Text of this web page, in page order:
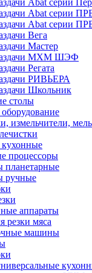
Abat серии
Abat серии
Abat серии
Вега
Мастер
МХМ ШЭФ
Регата
РИВЬЕРА
Школьник
столы
измельчители,
процессоры
планетарные
ручные
аппараты
резки мяса
машины